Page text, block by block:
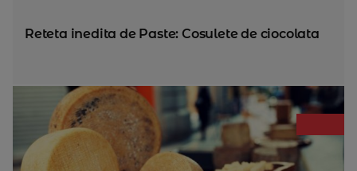
Reteta inedita de Paste: Cosulete de ciocolata